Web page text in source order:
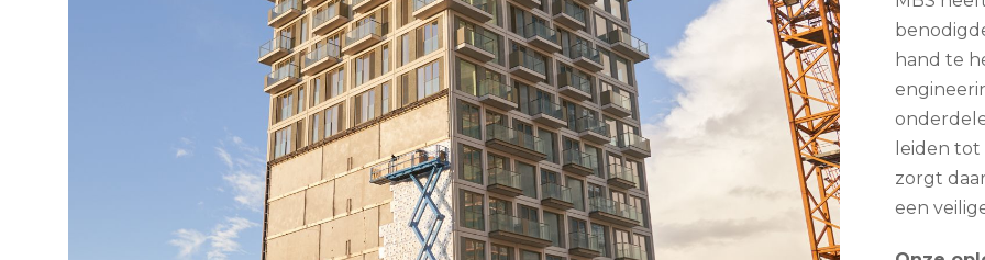
hand te
leiden
zorgt
een